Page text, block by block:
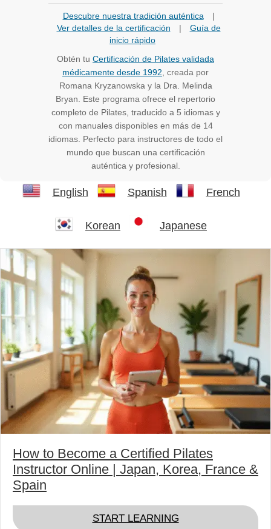
Descubre nuestra tradición auténtica
|
Ver detalles de la certificación
|
Guía de
inicio rápido
Obtén tu Certificación de Pilates validada
médicamente desde 1992 , creada por
Romana Kryzanowska y la Dra. Melinda
Bryan. Este programa ofrece el repertorio
completo de Pilates, traducido a 5 idiomas y
con manuales disponibles en más de 14
idiomas. Perfecto para instructores de todo el
mundo que buscan una certificación
auténtica y profesional.
English Spanish French
Korean Japanese
How to Become a Certified Pilates
Instructor Online | Japan, Korea, France &
Spain
START LEARNINGABOUT HOW TO